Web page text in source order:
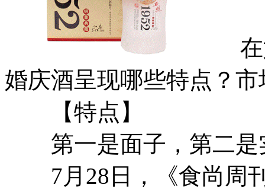
在如
婚庆酒呈现哪些特点？
【特点】
第一是面子，第二是
7月28日，《食尚周刊